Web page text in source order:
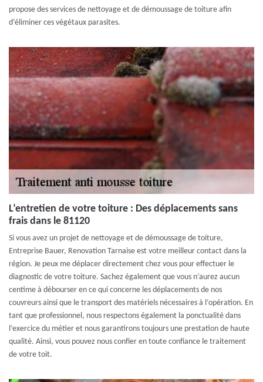
propose des services de nettoyage et de démoussage de toiture afin
d’éliminer ces végétaux parasites.
L’entretien de votre toiture : Des déplacements sans
frais dans le 81120
Si vous avez un projet de nettoyage et de démoussage de toiture,
Entreprise Bauer, Renovation Tarnaise est votre meilleur contact dans la
région. Je peux me déplacer directement chez vous pour effectuer le
diagnostic de votre toiture. Sachez également que vous n’aurez aucun
centime à débourser en ce qui concerne les déplacements de nos
couvreurs ainsi que le transport des matériels nécessaires à l’opération. En
tant que professionnel, nous respectons également la ponctualité dans
l’exercice du métier et nous garantirons toujours une prestation de haute
qualité. Ainsi, vous pouvez nous confier en toute confiance le traitement
de votre toit.